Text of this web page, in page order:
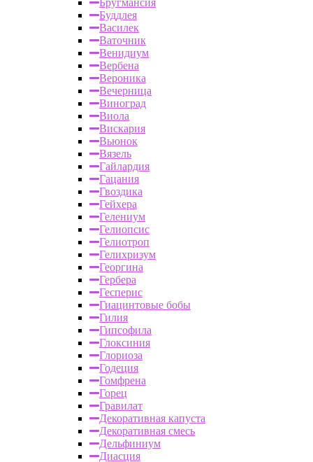
Бругмансия
Буддлея
Василек
Ваточник
Венидиум
Вербена
Вероника
Вечерница
Виноград
Виола
Вискария
Вьюнок
Вязель
Гайлардия
Гацания
Гвоздика
Гейхера
Гелениум
Гелиопсис
Гелиотроп
Гелихризум
Георгина
Гербера
Гесперис
Гиацинтовые бобы
Гилия
Гипсофила
Глоксиния
Глориоза
Годеция
Гомфрена
Горец
Гравилат
Декоративная капуста
Декоративная смесь
Дельфиниум
Диасция